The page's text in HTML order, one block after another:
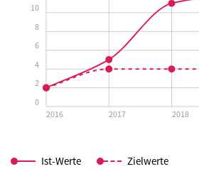
2016 2017 2018
0
2
4
6
8
10
Ist-Werte Zielwerte